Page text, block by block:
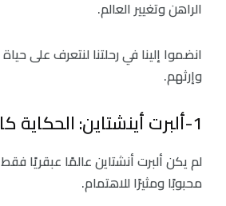
الراهن وتغيير العالم.
انضموا إلينا في رحلتنا لنتعرف على
وإرثهم.
1-ألبرت أينشتاين: الحكاية كاملة
لم يكن ألبرت أنشتاين عالمًا عبقريًا
محبوبًا ومثيرًا للاهتمام.